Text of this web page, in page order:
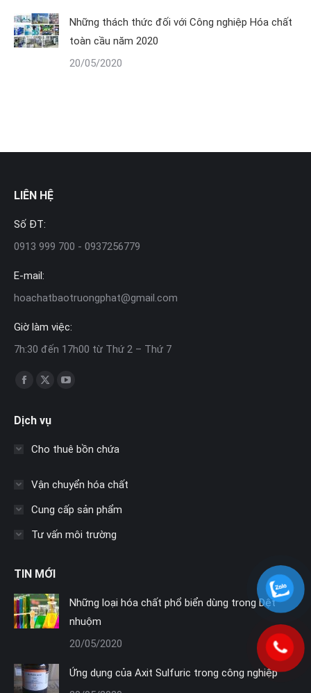
Những thách thức đối với Công nghiệp Hóa chất
toàn cầu năm 2020
20/05/2020
LIÊN HỆ
Số ĐT:
0913 999 700 - 0937256779
E-mail:
hoachatbaotruongphat@gmail.com
Giờ làm việc:
7h:30 đến 17h00 từ Thứ 2 – Thứ 7
Find us on:
Facebook
opens
window
X
opens
windowwindow
Dịch vụ
Cho thuê bồn chứa
Vận chuyển hóa chất
Cung cấp sản phẩm
Tư vấn môi trường
TIN MỚI
Những loại hóa chất phổ biển dùng trong Dệt
nhuộm
20/05/2020
Ứng dụng của Axit Sulfuric trong công nghiệp